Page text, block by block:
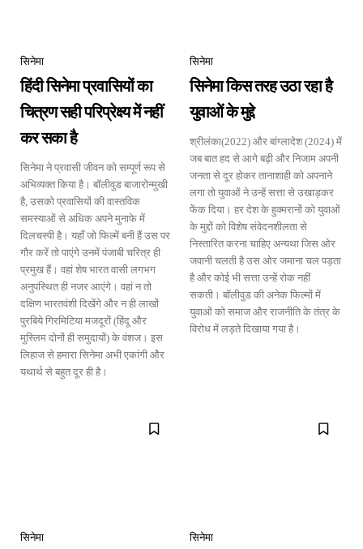
सिनेमा
हिंदी सिनेमा प्रवासियों का
चित्रण सही परिप्रेक्ष्य में नहीं
कर सका है
सिनेमा ने प्रवासी जीवन को सम्पूर्ण रूप से
अभिव्यक्त किया है। बॉलीवुड बाजारोन्मुखी
है, उसको प्रवासियों की वास्तविक
समस्याओं से अधिक अपने मुनाफे में
दिलचस्पी है। यहाँ जो फिल्में बनी हैं उस पर
गौर करें तो पाएंगे उनमें पंजाबी चरित्र ही
प्रमुख हैं। वहां शेष भारत वासी लगभग
अनुपस्थित ही नजर आएंगे। वहां न तो
दक्षिण भारतवंशी दिखेंगे और न ही लाखों
पुरबिये गिरमिटिया मजदूरों (हिंदू और
मुस्लिम दोनों ही समुदायों) के वंशज। इस
लिहाज से हमारा सिनेमा अभी एकांगी और
यथार्थ से बहुत दूर ही है।
सिनेमा
सिनेमा किस तरह उठा रहा है
युवाओं के मुद्दे
श्रीलंका(2022) और बांग्लादेश (2024) में
जब बात हद से आगे बढ़ी और निजाम अपनी
जनता से दूर होकर तानाशाही को अपनाने
लगा तो युवाओं ने उन्हें सत्ता से उखाड़कर
फेंक दिया। हर देश के हुक्मरानों को युवाओं
के मुद्दों को विशेष संवेदनशीलता से
निस्तारित करना चाहिए अन्यथा जिस ओर
जवानी चलती है उस ओर जमाना चल पड़ता
है और कोई भी सत्ता उन्हें रोक नहीं
सकती। बॉलीवुड की अनेक फिल्मों में
युवाओं को समाज और राजनीति के तंत्र के
विरोध में लड़ते दिखाया गया है।
सिनेमा सिनेमा